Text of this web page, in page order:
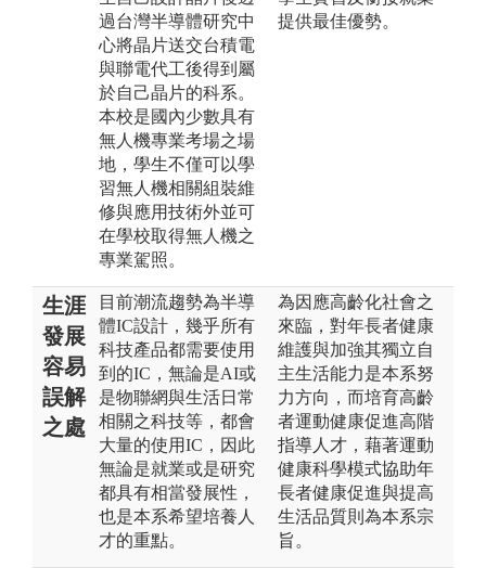
過台灣半導體研究中
心將晶片送交台積電
與聯電代工後得到屬
於自己晶片的科系。
本校是國內少數具有
無人機專業考場之場
地，學生不僅可以學
習無人機相關組裝維
修與應用技術外並可
在學校取得無人機之
專業駕照。
提供最佳優勢。
生涯
發展
容易
誤解
之處
目前潮流趨勢為半導
體IC設計，幾乎所有
科技產品都需要使用
到的IC，無論是AI或
是物聯網與生活日常
相關之科技等，都會
大量的使用IC，因此
無論是就業或是研究
都具有相當發展性，
也是本系希望培養人
才的重點。
為因應高齡化社會之
來臨，對年長者健康
維護與加強其獨立自
主生活能力是本系努
力方向，而培育高齡
者運動健康促進高階
指導人才，藉著運動
健康科學模式協助年
長者健康促進與提高
生活品質則為本系宗
旨。